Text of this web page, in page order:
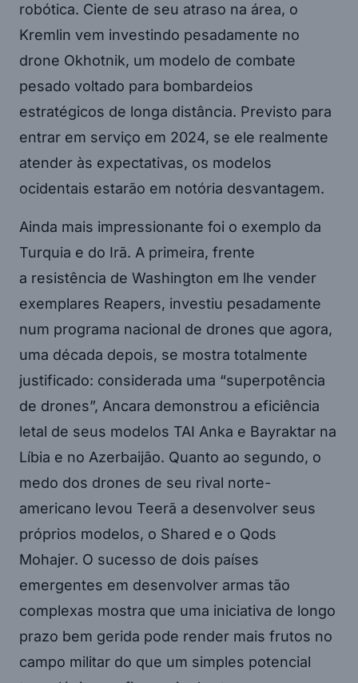
robótica. Ciente de seu atraso na área, o
Kremlin vem investindo pesadamente no
drone Okhotnik, um modelo de combate
pesado voltado para bombardeios
estratégicos de longa distância. Previsto para
entrar em serviço em 2024, se ele realmente
atender às expectativas, os modelos
ocidentais estarão em notória desvantagem.
Ainda mais impressionante foi o exemplo da
Turquia e do Irã. A primeira, frente
a resistência de Washington em lhe vender
exemplares Reapers, investiu pesadamente
num programa nacional de drones que agora,
uma década depois, se mostra totalmente
justificado: considerada uma “superpotência
de drones”, Ancara demonstrou a eficiência
letal de seus modelos TAI Anka e Bayraktar na
Líbia e no Azerbaijão. Quanto ao segundo, o
medo dos drones de seu rival norte-
americano levou Teerã a desenvolver seus
próprios modelos, o Shared e o Qods
Mohajer. O sucesso de dois países
emergentes em desenvolver armas tão
complexas mostra que uma iniciativa de longo
prazo bem gerida pode render mais frutos no
campo militar do que um simples potencial